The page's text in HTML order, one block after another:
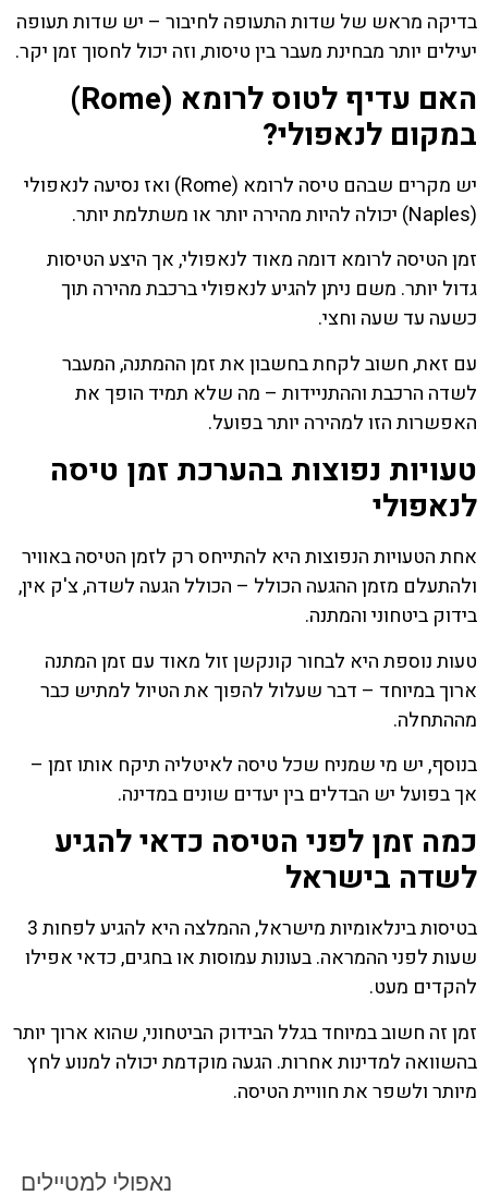
בדיקה מראש של שדות התעופה לחיבור – יש שדות תעופה
יעילים יותר מבחינת מעבר בין טיסות, וזה יכול לחסוך זמן יקר.
האם עדיף לטוס לרומא (Rome)
במקום לנאפולי?
יש מקרים שבהם טיסה לרומא (Rome) ואז נסיעה לנאפולי
(Naples) יכולה להיות מהירה יותר או משתלמת יותר.
זמן הטיסה לרומא דומה מאוד לנאפולי, אך היצע הטיסות
גדול יותר. משם ניתן להגיע לנאפולי ברכבת מהירה תוך
כשעה עד שעה וחצי.
עם זאת, חשוב לקחת בחשבון את זמן ההמתנה, המעבר
לשדה הרכבת וההתניידות – מה שלא תמיד הופך את
האפשרות הזו למהירה יותר בפועל.
טעויות נפוצות בהערכת זמן טיסה
לנאפולי
אחת הטעויות הנפוצות היא להתייחס רק לזמן הטיסה באוויר
ולהתעלם מזמן ההגעה הכולל – הכולל הגעה לשדה, צ'ק אין,
בידוק ביטחוני והמתנה.
טעות נוספת היא לבחור קונקשן זול מאוד עם זמן המתנה
ארוך במיוחד – דבר שעלול להפוך את הטיול למתיש כבר
מההתחלה.
בנוסף, יש מי שמניח שכל טיסה לאיטליה תיקח אותו זמן –
אך בפועל יש הבדלים בין יעדים שונים במדינה.
כמה זמן לפני הטיסה כדאי להגיע
לשדה בישראל
בטיסות בינלאומיות מישראל, ההמלצה היא להגיע לפחות 3
שעות לפני ההמראה. בעונות עמוסות או בחגים, כדאי אפילו
להקדים מעט.
זמן זה חשוב במיוחד בגלל הבידוק הביטחוני, שהוא ארוך יותר
בהשוואה למדינות אחרות. הגעה מוקדמת יכולה למנוע לחץ
מיותר ולשפר את חוויית הטיסה.